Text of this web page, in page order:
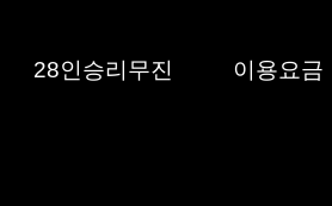
28인승리무진 이용요금